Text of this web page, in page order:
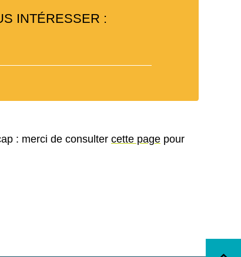
INTÉRESSER :
: merci de consulter cette page pour